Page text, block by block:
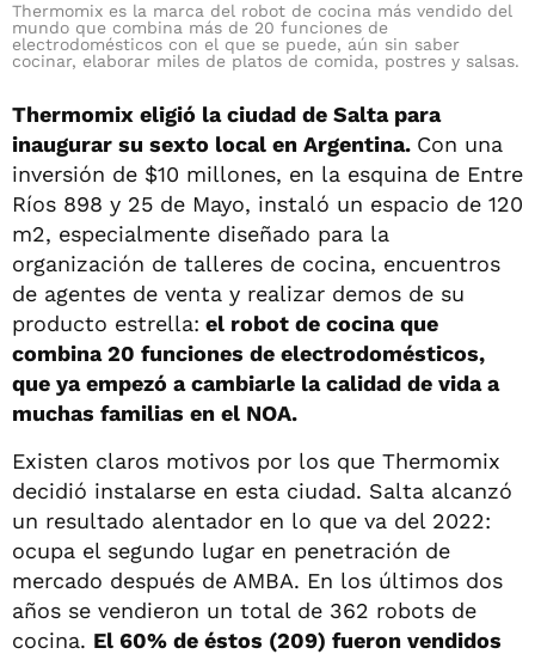
Thermomix es la marca del robot de cocina más vendido del
mundo que combina más de 20 funciones de
electrodomésticos con el que se puede, aún sin saber
cocinar, elaborar miles de platos de comida, postres y salsas.
Thermomix eligió la ciudad de Salta para
inaugurar su sexto local en Argentina. Con una
inversión de $10 millones, en la esquina de Entre
Ríos 898 y 25 de Mayo, instaló un espacio de 120
m2, especialmente diseñado para la
organización de talleres de cocina, encuentros
de agentes de venta y realizar demos de su
producto estrella: el robot de cocina que
combina 20 funciones de electrodomésticos,
que ya empezó a cambiarle la calidad de vida a
muchas familias en el NOA.
Existen claros motivos por los que Thermomix
decidió instalarse en esta ciudad. Salta alcanzó
un resultado alentador en lo que va del 2022:
ocupa el segundo lugar en penetración de
mercado después de AMBA. En los últimos dos
años se vendieron un total de 362 robots de
cocina. El 60% de éstos (209) fueron vendidos